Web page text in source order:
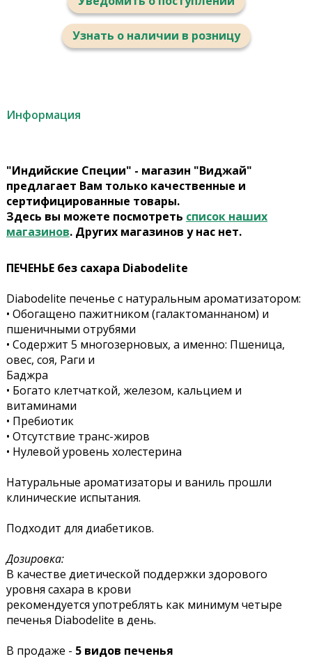
Узнать о наличии в розницу
Информация
"Индийские Специи" - магазин "Виджай"
предлагает Вам только качественные и
сертифицированные товары.
Здесь вы можете посмотреть список наших
магазинов. Других магазинов у нас нет.
ПЕЧЕНЬЕ без сахара Diabodelite
Diabodelite печенье с натуральным ароматизатором:
• Обогащено пажитником (галактоманнаном) и
пшеничными отрубями
• Содержит 5 многозерновых, а именно: Пшеница,
овес, соя, Раги и
Баджра
• Богато клетчаткой, железом, кальцием и
витаминами
• Пребиотик
• Отсутствие транс-жиров
• Нулевой уровень холестерина
Натуральные ароматизаторы и ваниль прошли
клинические испытания.
Подходит для диабетиков.
Дозировка:
В качестве диетической поддержки здорового
уровня сахара в крови
рекомендуется употреблять как минимум четыре
печенья Diabodelite в день.
В продаже - 5 видов печенья